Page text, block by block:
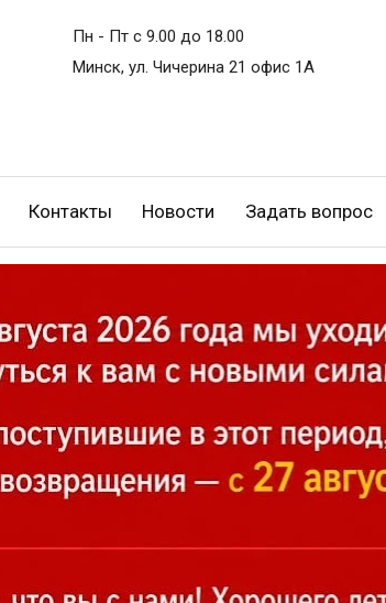
Пн - Пт с 9.00 до 18.00
Минск, ул. Чичерина 21 офис 1А
Контакты Новости Задать вопрос